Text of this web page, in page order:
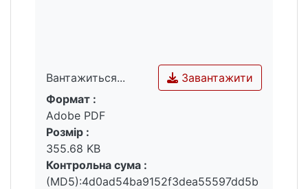
Вантажиться...
Вантажиться...
Завантажити
Формат :
Adobe PDF
Розмір :
355.68 KB
Контрольна сума :
(MD5):4d0ad54ba9152f3dea55597dd5b